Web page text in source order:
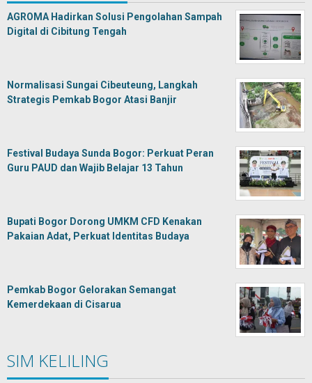
AGROMA Hadirkan Solusi Pengolahan Sampah
Digital di Cibitung Tengah
Normalisasi Sungai Cibeuteung, Langkah
Strategis Pemkab Bogor Atasi Banjir
Festival Budaya Sunda Bogor: Perkuat Peran
Guru PAUD dan Wajib Belajar 13 Tahun
Bupati Bogor Dorong UMKM CFD Kenakan
Pakaian Adat, Perkuat Identitas Budaya
Pemkab Bogor Gelorakan Semangat
Kemerdekaan di Cisarua
SIM KELILING